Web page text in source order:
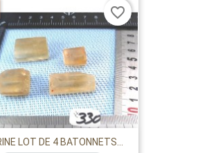
LOT DE 4 BATONNETS...
favorite_border